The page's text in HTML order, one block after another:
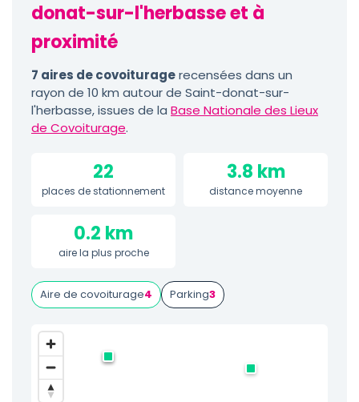
donat-sur-l'herbasse et à
proximité
7 aires de covoituragerecensées dans un
rayon de 10 km autour de Saint-donat-sur-
l'herbasse, issues de la Base Nationale des Lieux
de Covoiturage.
22
places de stationnement
3.8 km
distance moyenne
0.2 km
aire la plus proche
Aire de covoiturage4 Parking3